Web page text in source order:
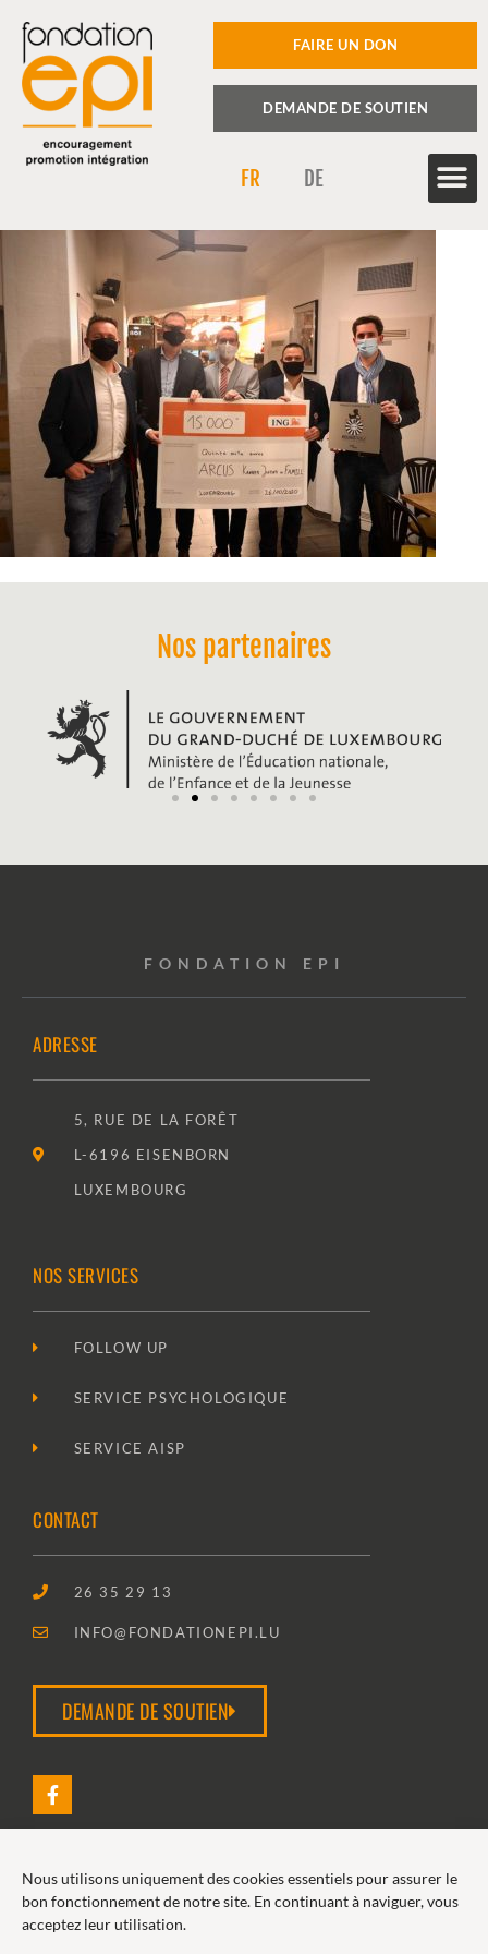
Nous utilisons uniquement des cookies essentiels pour assurer le
bon fonctionnement de notre site. En continuant à naviguer, vous
acceptez leur utilisation.
FAIRE UN DON
DEMANDE DE SOUTIEN
FR DE
Nos partenaires
FONDATION EPI
ADRESSE
5, RUE DE LA FORÊT
L-6196 EISENBORN
LUXEMBOURG
NOS SERVICES
FOLLOW UP
SERVICE PSYCHOLOGIQUE
SERVICE AISP
CONTACT
26 35 29 13
INFO@FONDATIONEPI.LU
DEMANDE DE SOUTIEN
2026 FONDATION EPI